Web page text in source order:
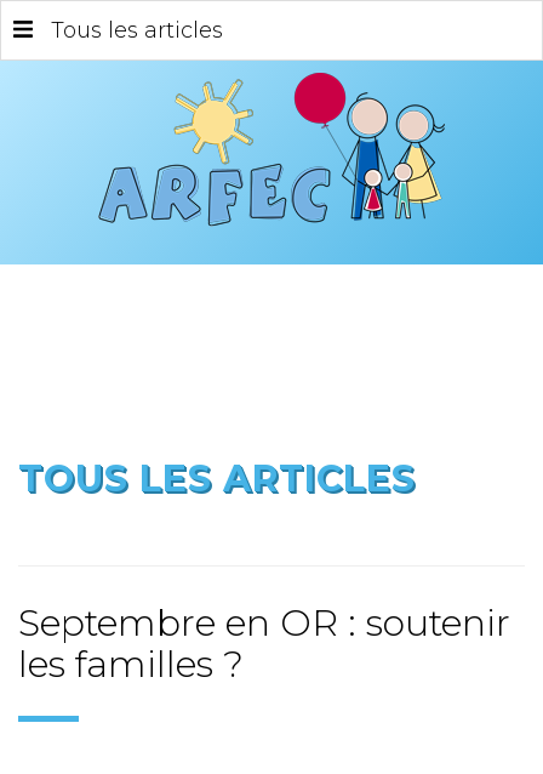
Tous les articles
TOUS LES ARTICLES
Septembre en OR : soutenir
les familles ?